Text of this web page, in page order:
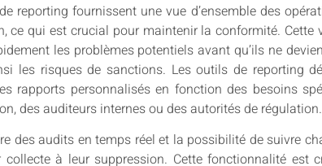
reporting fournissent une vue d’ensemble des
ce qui est crucial pour maintenir la conformité. Cette
les problèmes potentiels avant qu’ils ne
les risques de sanctions. Les outils de reporting
rapports personnalisés en fonction des besoins
des auditeurs internes ou des autorités de régulation.
des audits en temps réel et la possibilité de suivre
à leur suppression. Cette fonctionnalité est